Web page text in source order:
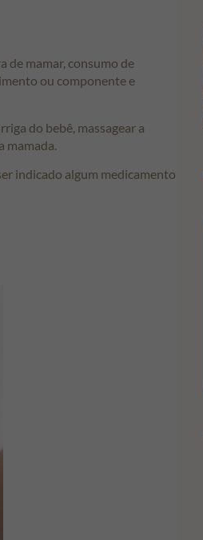
de mamar, consumo de
ou componente e
do bebê, massagear a
mamada.
indicado algum medicamento